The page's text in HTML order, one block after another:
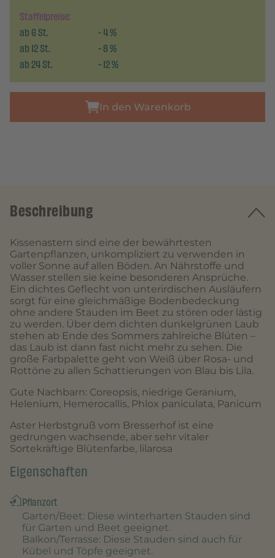
Staffelpreise:
ab6St. -4%
ab12St. -8%
ab24St. -12%
In den Warenkorb
Beschreibung
Kissenastern sind eine der bewährtesten
Gartenpflanzen, unkompliziert zu verwenden in
voller Sonne auf allen Böden. An Nährstoffe und
Wasser stellen sie keine besonderen Ansprüche.
Ein dichtes Geflecht von unterirdischen Ausläufern
sorgt für eine gleichmäßige Bodenbedeckung
ohne andere Stauden im Beet zu stören oder lästig
zu werden. Über dem dichten dunkelgrünen Laub
stehen ab Ende des Sommers zahlreiche Blüten –
das Laub ist dann fast nicht mehr zu sehen. Die
große Farbpalette geht von Weiß über Rosa- und
Rottöne zu allen Schattierungen von Blau bis Lila.
Gute Nachbarn: Coreopsis, niedrige Geranium,
Helenium, Hemerocallis, Phlox paniculata, Panicum
Aster Herbstgruß vom Bresserhof ist eine
gedrungen wachsende, aber sehr vitaler
Sortekräftige Blütenfarbe, lilarosa
Eigenschaften
Pflanzort
Garten/Beet: Diese winterharten Stauden sind
für Garten und Beet geeignet.
Balkon/Terrasse: Diese Stauden sind auch für
Kübel und Töpfe geeignet.